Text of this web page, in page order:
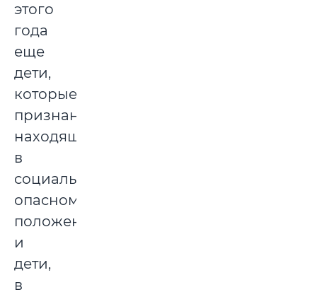
этого
года
еще
дети,
которые
признаны
находящимися
в
социально
опасном
положении,
и
дети,
в